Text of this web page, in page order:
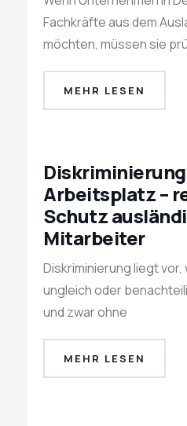
Fachkräfte aus dem
möchten, müssen sie
MEHR LESEN
Arbeitsplatz –
Schutz
Mitarbeiter
Diskriminierung liegt
ungleich oder
und zwar ohne
MEHR LESEN